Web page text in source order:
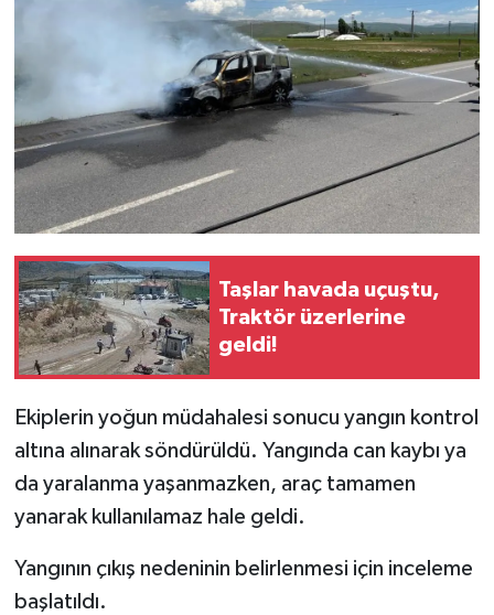
Taşlar havada uçuştu,
Traktör üzerlerine
geldi!
Ekiplerin yoğun müdahalesi sonucu yangın kontrol
altına alınarak söndürüldü. Yangında can kaybı ya
da yaralanma yaşanmazken, araç tamamen
yanarak kullanılamaz hale geldi.
Yangının çıkış nedeninin belirlenmesi için inceleme
başlatıldı.